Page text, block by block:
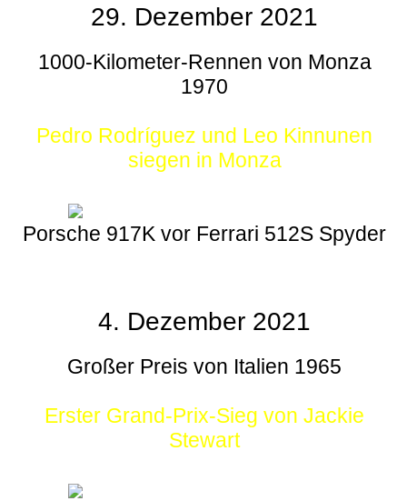
29. Dezember 2021
1000-Kilometer-Rennen von Monza
1970
Pedro Rodríguez und Leo Kinnunen
siegen in Monza
Porsche 917K vor Ferrari 512S Spyder
4. Dezember 2021
Großer Preis von Italien 1965
Erster Grand-Prix-Sieg von Jackie
Stewart